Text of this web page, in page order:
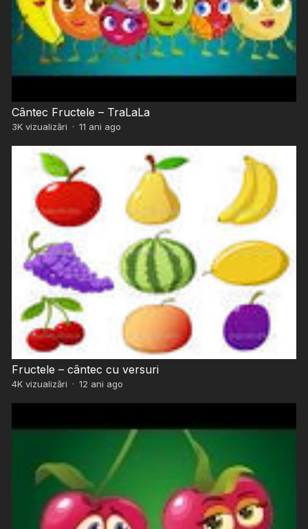
Cântec Fructele – TraLaLa
3Kvizualizări · 11 ani ago
Fructele – cântec cu versuri
4Kvizualizări · 12 ani ago